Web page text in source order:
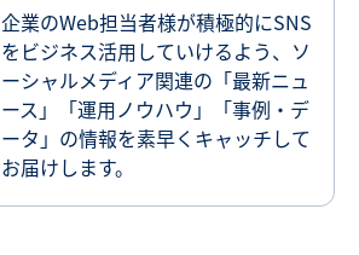
企業のWeb担当者様が積極的にSNS
をビジネス活用していけるよう、ソ
ーシャルメディア関連の「最新ニュ
ース」「運用ノウハウ」「事例・デ
ータ」の情報を素早くキャッチして
お届けします。